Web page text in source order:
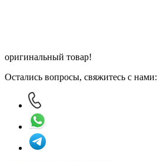
оригинальный товар!
Остались вопросы, свяжитесь с нами: